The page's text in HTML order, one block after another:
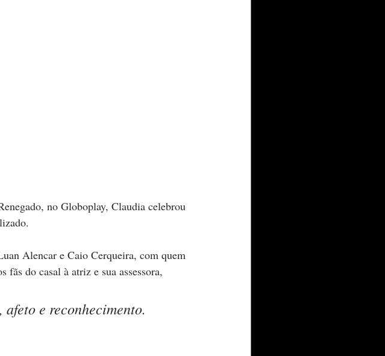
no Globoplay, Claudia celebrou
Alencar e Caio Cerqueira, com quem
do casal à atriz e sua assessora,
e reconhecimento.